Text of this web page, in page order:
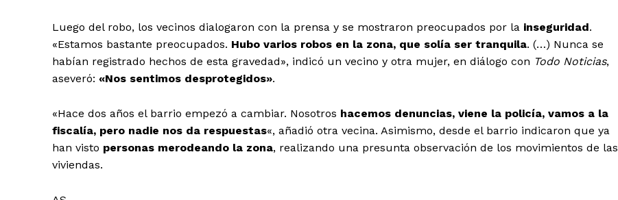
Luego del robo, los vecinos dialogaron con la prensa y se mostraron preocupados por la inseguridad.
«Estamos bastante preocupados. Hubo varios robos en la zona, que solía ser tranquila. (…) Nunca se
habían registrado hechos de esta gravedad», indicó un vecino y otra mujer, en diálogo con Todo Noticias,
aseveró: «Nos sentimos desprotegidos».
«Hace dos años el barrio empezó a cambiar. Nosotros hacemos denuncias, viene la policía, vamos a la
fiscalía, pero nadie nos da respuestas«, añadió otra vecina. Asimismo, desde el barrio indicaron que ya
han visto personas merodeando la zona, realizando una presunta observación de los movimientos de las
viviendas.